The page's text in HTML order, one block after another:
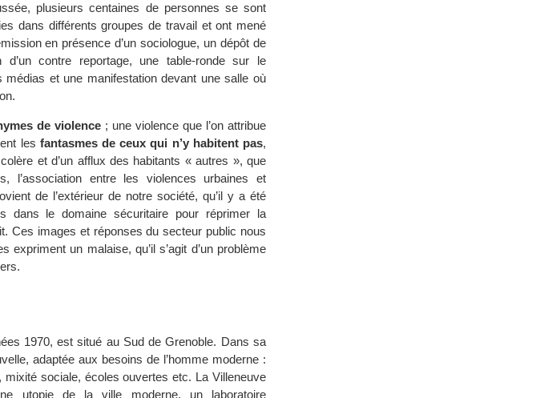
plusieurs centaines de personnes se sont
dans différents groupes de travail et ont mené
en présence d’un sociologue, un dépôt de
contre reportage, une table-ronde sur le
et une manifestation devant une salle où
de violence ; une violence que l’on attribue
les fantasmes de ceux qui n’y habitent pas,
et d’un afflux des habitants « autres », que
l’association entre les violences urbaines et
de l’extérieur de notre société, qu’il y a été
dans le domaine sécuritaire pour réprimer la
Ces images et réponses du secteur public nous
expriment un malaise, qu’il s’agit d’un problème
1970, est situé au Sud de Grenoble. Dans sa
adaptée aux besoins de l’homme moderne :
sociale, écoles ouvertes etc. La Villeneuve
utopie de la ville moderne, un laboratoire